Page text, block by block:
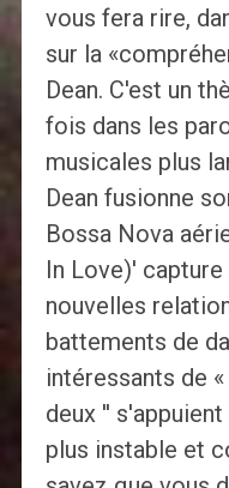
vous fera rire,
sur la
Dean. C'est un
fois dans les
musicales plus
Dean fusionne
Bossa Nova
In Love)'
nouvelles
battements de
intéressants de
deux ''
plus instable et